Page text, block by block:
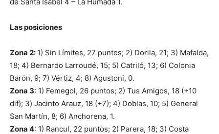
Las posiciones
Zona 2: 1) Sin Límites, 27 puntos; 2) Dorila, 21; 3) Mafalda,
18; 4) Bernardo Larroudé, 15; 5) Catriló, 13; 6) Colonia
Barón, 9; 7) Vértiz, 4; 8) Agustoni, 0.
Zona 3: 1) Femegol, 26 puntos; 2) Tus Amigos, 18 (+10
dif); 3) Jacinto Arauz, 18 (+7); 4) Doblas, 10; 5) General
San Martín, 8; 6) Anchorena, 1.
Zona 4: 1) Rancul, 22 puntos; 2) Parera, 18; 3) Costa